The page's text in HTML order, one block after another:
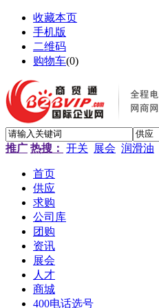
收藏本页
手机版
二维码
购物车(0)
推广 热搜： 开关 展会 润滑油
首页
供应
求购
公司库
团购
资讯
展会
人才
商城
400电话选号